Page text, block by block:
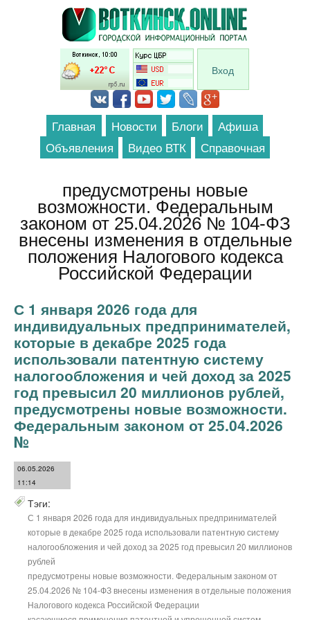
Перейти к основному содержанию
Вход
Главная Новости Блоги
Афиша
Объявления
Видео ВТК Справочная
предусмотрены новые
возможности. Федеральным
законом от 25.04.2026 № 104-ФЗ
внесены изменения в отдельные
положения Налогового кодекса
Российской Федерации
С 1 января 2026 года для
индивидуальных предпринимателей,
которые в декабре 2025 года
использовали патентную систему
налогообложения и чей доход за 2025
год превысил 20 миллионов рублей,
предусмотрены новые возможности.
Федеральным законом от 25.04.2026
№
06.05.2026
11:14
Тэги:
С 1 января 2026 года для индивидуальных предпринимателей
которые в декабре 2025 года использовали патентную систему
налогообложения и чей доход за 2025 год превысил 20 миллионов
рублей
предусмотрены новые возможности. Федеральным законом от
25.04.2026 № 104-ФЗ внесены изменения в отдельные положения
Налогового кодекса Российской Федерации